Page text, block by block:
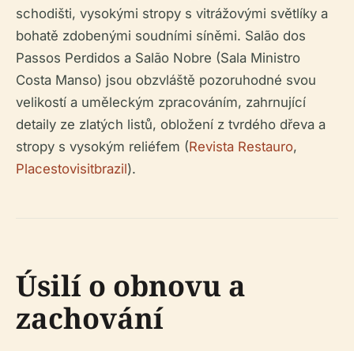
schodišti, vysokými stropy s vitrážovými světlíky a
bohatě zdobenými soudními síněmi. Salão dos
Passos Perdidos a Salão Nobre (Sala Ministro
Costa Manso) jsou obzvláště pozoruhodné svou
velikostí a uměleckým zpracováním, zahrnující
detaily ze zlatých listů, obložení z tvrdého dřeva a
stropy s vysokým reliéfem (Revista Restauro,
Placestovisitbrazil).
Úsilí o obnovu a
zachování